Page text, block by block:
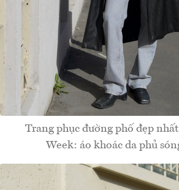
Trang phục đường phố đẹp
Week: áo khoác da phủ